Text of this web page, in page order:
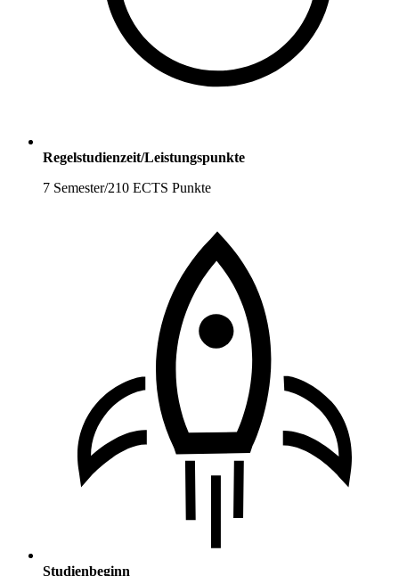
Regelstudienzeit/Leistungspunkte
7 Semester/210 ECTS Punkte
Studienbeginn